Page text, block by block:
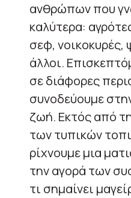
ανθρώπων που
καλύτερα:
σεφ, νοικοκυρές,
άλλοι.
σε διάφορες
συνοδεύουμε
ζωή. Εκτός από
των τυπικών
ρίχνουμε μια
την αγορά των
τι σημαίνει